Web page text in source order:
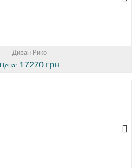
Диван Рико
Цена: 17270 грн